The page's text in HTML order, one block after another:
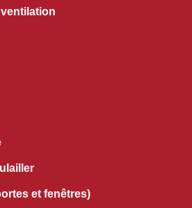
et fenêtres)